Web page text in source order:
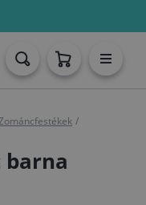
Zománcfestékek /
barna